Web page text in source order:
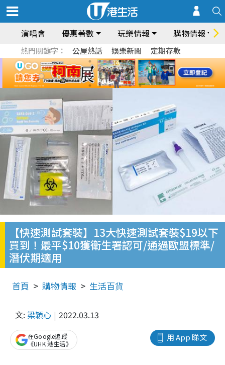
演唱會 優惠著數 玩樂情報 購物情報
熱門關鍵字： 公屋熱話 娛樂新聞 定期存款
【快速測試套裝】13大快速測試套裝$19以下
買到！最平$10獲衛生署認可/通過歐盟標準/
潛伏期適用
首頁 購物情報 生活百貨
文: 梁穎心 2022.03.13
用 App 睇文
在Google追蹤
《UHK 港生活》